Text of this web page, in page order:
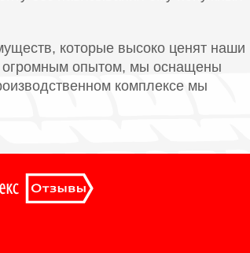
которые высоко ценят наши
огромным опытом, мы оснащены
комплексе мы